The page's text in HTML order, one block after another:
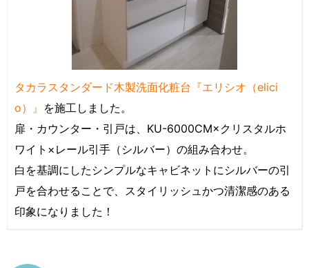
タカラスタンダード木製洗面化粧台『エリシオ（elici
o）』 を施工しました。
扉・カウンター・引戸は、KU-6000CM×クリスタルホ
ワイト×レール引手（シルバー）の組み合わせ。
白を基調にしたシンプルなキャビネットにシルバーの引
戸を合わせることで、スタイリッシュかつ清潔感のある
印象になりました！